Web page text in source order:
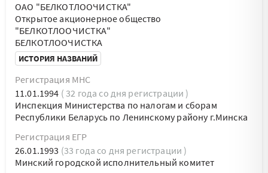
ОАО "БЕЛКОТЛООЧИСТКА"
Открытое акционерное общество
"БЕЛКОТЛООЧИСТКА"
БЕЛКОТЛООЧИСТКА
ИСТОРИЯ НАЗВАНИЙ
Регистрация МНС
11.01.1994 ( 32 года со дня регистрации )
Инспекция Министерства по налогам и сборам
Республики Беларусь по Ленинскому району г.Минска
Регистрация ЕГР
26.01.1993 (33 года со дня регистрации )
Минский городской исполнительный комитет